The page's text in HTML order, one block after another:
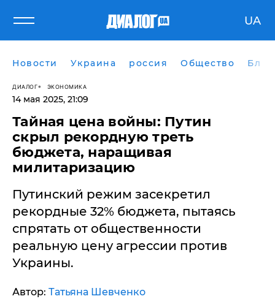
UA
Новости Украина россия Общество
ДИАЛОГ ЭКОНОМИКА
14 мая 2025, 21:09
Тайная цена войны: Путин
скрыл рекордную треть
бюджета, наращивая
милитаризацию
​Путинский режим засекретил
рекордные 32% бюджета, пытаясь
спрятать от общественности
реальную цену агрессии против
Украины.
Автор: Татьяна Шевченко